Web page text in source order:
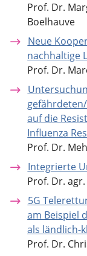
Prof. Dr.
Boelhauve
Neue
nachhaltige
Prof. Dr.
auf die
Influenza
Prof. Dr.
Integrierte
Prof. Dr.
5G
am Beispiel
als ländlich-
Prof. Dr.